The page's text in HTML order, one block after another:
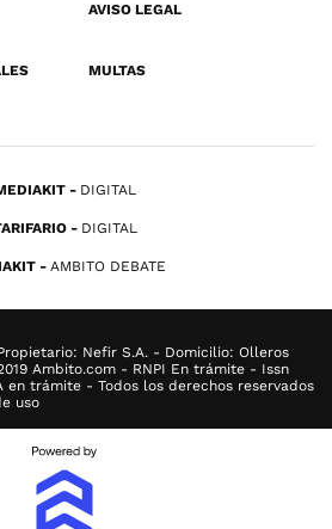
AVISO LEGAL
MULTAS
DIGITAL
DIGITAL
AMBITO DEBATE
Nefir S.A. - Domicilio: Olleros
Ambito.com - RNPI En trámite - Issn
en trámite - Todos los derechos reservados
uso